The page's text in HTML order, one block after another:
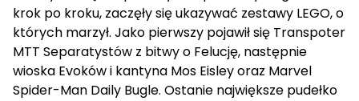
krok po kroku, zaczęły się ukazywać zestawy LEGO, o
których marzył. Jako pierwszy pojawił się Transpoter
MTT Separatystów z bitwy o Felucję, następnie
wioska Evoków i kantyna Mos Eisley oraz Marvel
Spider-Man Daily Bugle. Ostanie największe pudełko